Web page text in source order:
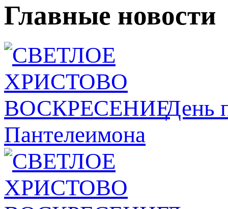
Главные новости
День
Пантелеимона